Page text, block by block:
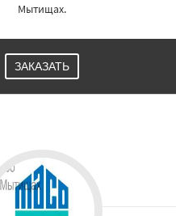
Мытищах.
ЗАКАЗАТЬ